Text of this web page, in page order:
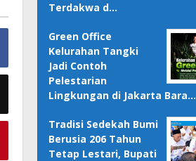
Terdakwa d…
Green Office
Kelurahan Tangki
Jadi Contoh
Pelestarian
Lingkungan di Jakarta Bara…
Tradisi Sedekah Bumi
Berusia 206 Tahun
Tetap Lestari, Bupati